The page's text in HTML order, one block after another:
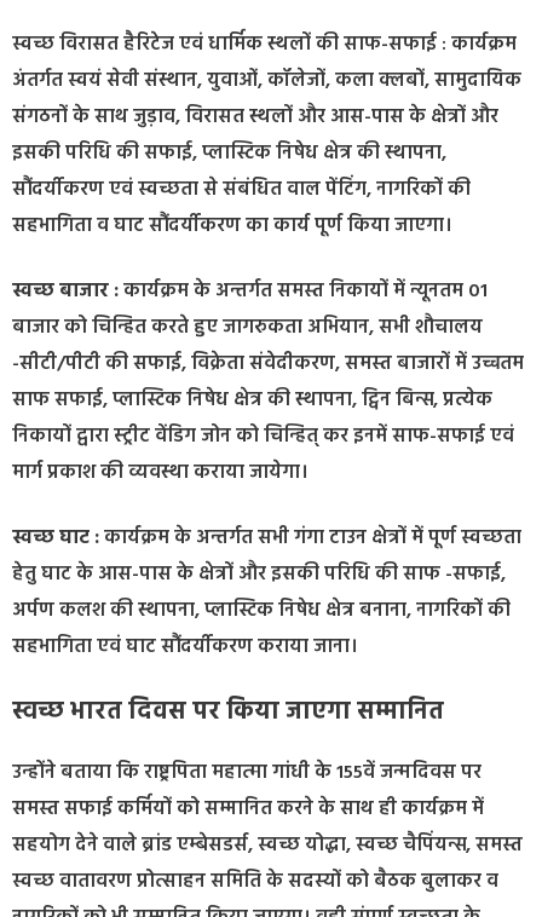
स्वच्छ विरासत हैरिटेज एवं धार्मिक स्थलों की साफ-सफाई : कार्यक्रम
अंतर्गत स्वयं सेवी संस्थान, युवाओं, कॉलेजों, कला क्लबों, सामुदायिक
संगठनों के साथ जुड़ाव, विरासत स्थलों और आस-पास के क्षेत्रों और
इसकी परिधि की सफाई, प्लास्टिक निषेध क्षेत्र की स्थापना,
सौंदर्यीकरण एवं स्वच्छता से संबंधित वाल पेंटिंग, नागरिकों की
सहभागिता व घाट सौंदर्यीकरण का कार्य पूर्ण किया जाएगा।
स्वच्छ बाजार :कार्यक्रम के अन्तर्गत समस्त निकायों में न्यूनतम 01
बाजार को चिन्हित करते हुए जागरुकता अभियान, सभी शौचालय
-सीटी/पीटी की सफाई, विक्रेता संवेदीकरण, समस्त बाजारों में उच्चतम
साफ सफाई, प्लास्टिक निषेध क्षेत्र की स्थापना, ट्विन बिन्स, प्रत्येक
निकायों द्वारा स्ट्रीट वेंडिग जोन को चिन्हित् कर इनमें साफ-सफाई एवं
मार्ग प्रकाश की व्यवस्था कराया जायेगा।
स्वच्छ घाट :कार्यक्रम के अन्तर्गत सभी गंगा टाउन क्षेत्रों में पूर्ण स्वच्छता
हेतु घाट के आस-पास के क्षेत्रों और इसकी परिधि की साफ -सफाई,
अर्पण कलश की स्थापना, प्लास्टिक निषेध क्षेत्र बनाना, नागरिकों की
सहभागिता एवं घाट सौंदर्यीकरण कराया जाना।
स्वच्छ भारत दिवस पर किया जाएगा सम्मानित
उन्होंने बताया कि राष्ट्रपिता महात्मा गांधी के 155वें जन्मदिवस पर
समस्त सफाई कर्मियों को सम्मानित करने के साथ ही कार्यक्रम में
सहयोग देने वाले ब्रांड एम्बेसडर्स, स्वच्छ योद्धा, स्वच्छ चैपिंयन्स, समस्त
स्वच्छ वातावरण प्रोत्साहन समिति के सदस्यों को बैठक बुलाकर व